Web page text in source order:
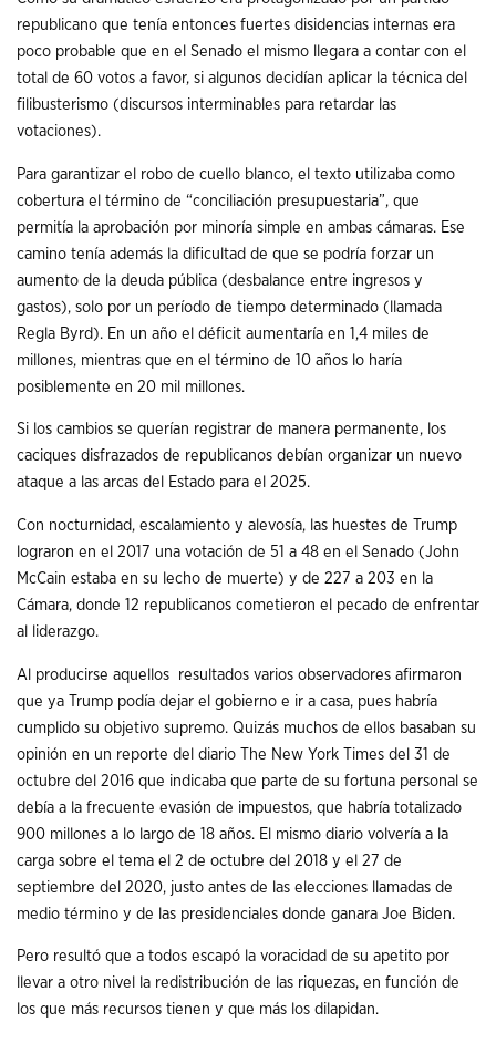
republicano que tenía entonces fuertes disidencias internas era
poco probable que en el Senado el mismo llegara a contar con el
total de 60 votos a favor, si algunos decidían aplicar la técnica del
filibusterismo (discursos interminables para retardar las
votaciones).
Para garantizar el robo de cuello blanco, el texto utilizaba como
cobertura el término de “conciliación presupuestaria”, que
permitía la aprobación por minoría simple en ambas cámaras. Ese
camino tenía además la dificultad de que se podría forzar un
aumento de la deuda pública (desbalance entre ingresos y
gastos), solo por un período de tiempo determinado (llamada
Regla Byrd). En un año el déficit aumentaría en 1,4 miles de
millones, mientras que en el término de 10 años lo haría
posiblemente en 20 mil millones.
Si los cambios se querían registrar de manera permanente, los
caciques disfrazados de republicanos debían organizar un nuevo
ataque a las arcas del Estado para el 2025.
Con nocturnidad, escalamiento y alevosía, las huestes de Trump
lograron en el 2017 una votación de 51 a 48 en el Senado (John
McCain estaba en su lecho de muerte) y de 227 a 203 en la
Cámara, donde 12 republicanos cometieron el pecado de enfrentar
al liderazgo.
Al producirse aquellos resultados varios observadores afirmaron
que ya Trump podía dejar el gobierno e ir a casa, pues habría
cumplido su objetivo supremo. Quizás muchos de ellos basaban su
opinión en un reporte del diario The New York Times del 31 de
octubre del 2016 que indicaba que parte de su fortuna personal se
debía a la frecuente evasión de impuestos, que habría totalizado
900 millones a lo largo de 18 años. El mismo diario volvería a la
carga sobre el tema el 2 de octubre del 2018 y el 27 de
septiembre del 2020, justo antes de las elecciones llamadas de
medio término y de las presidenciales donde ganara Joe Biden.
Pero resultó que a todos escapó la voracidad de su apetito por
llevar a otro nivel la redistribución de las riquezas, en función de
los que más recursos tienen y que más los dilapidan.